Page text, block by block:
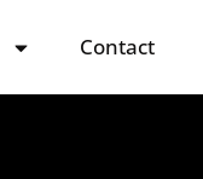
Contact